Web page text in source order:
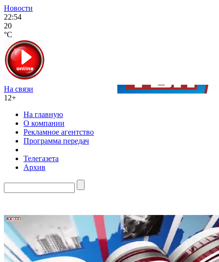
Новости
22:54
20
°C
На связи
12+
На главную
О компании
Рекламное агентство
Программа передач
Телегазета
Архив